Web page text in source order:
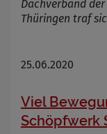
Dachverband
Thüringen traf
25.06.2020
Viel
Schöpfwerk